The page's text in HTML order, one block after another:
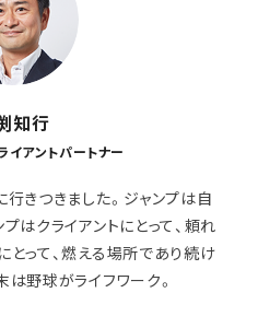
知行
アントパートナー
きつきました。ジャンプは自
はクライアントにとって、頼れ
って、燃える場所であり続け
野球がライフワーク。